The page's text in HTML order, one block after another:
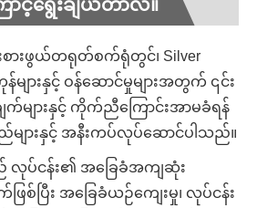
ာင့်ရွေးချယ်တာလဲ။
ားဖွယ်တရုတ်စက်ရုံတွင်၊ Silver
များနှင့် ဝန်ဆောင်မှုများအတွက် ၎င်း
များနှင့် ကိုက်ညီကြောင်းအာမခံရန်
ျားနှင့် အနီးကပ်လုပ်ဆောင်ပါသည်။
ည် လုပ်ငန်း၏ အခြေခံအကျဆုံး
ြစ်ပြီး အခြေခံယဉ်ကျေးမှု၊ လုပ်ငန်း